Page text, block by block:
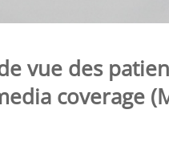
vue des
coverage